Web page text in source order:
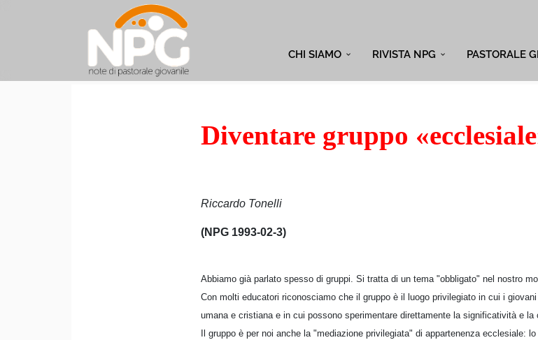
CHI SIAMO RIVISTA NPG PASTORALE
Diventare gruppo
Riccardo Tonelli
(NPG 1993-02-3)
Abbiamo già parlato spesso di gruppi. Si tratta di un tema "obbligato" nel nostro
Con molti educatori riconosciamo che il gruppo è il luogo privilegiato in cui i
umana e cristiana e in cui possono sperimentare direttamente la significatività e la
Il gruppo è per noi anche la "mediazione privilegiata" di appartenenza ecclesiale: